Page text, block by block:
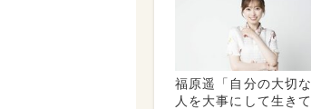
福原遥「自分の大切な
人を大事にして生きて